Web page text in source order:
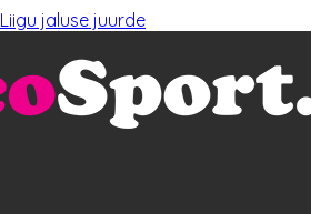
Liigu jaluse juurde